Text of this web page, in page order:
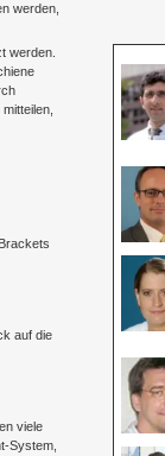
werden,
werden.
auf die
viele
System,